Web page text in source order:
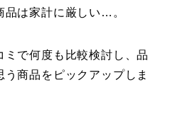
品は家計に厳しい…。
で何度も比較検討し、品
商品をピックアップしま